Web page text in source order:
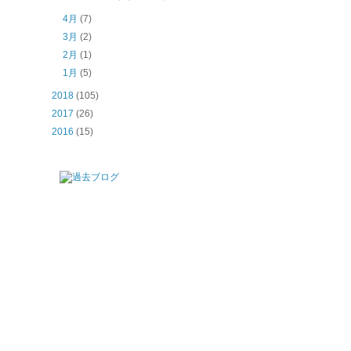
4月 (7)
3月 (2)
2月 (1)
1月 (5)
2018 (105)
2017 (26)
2016 (15)